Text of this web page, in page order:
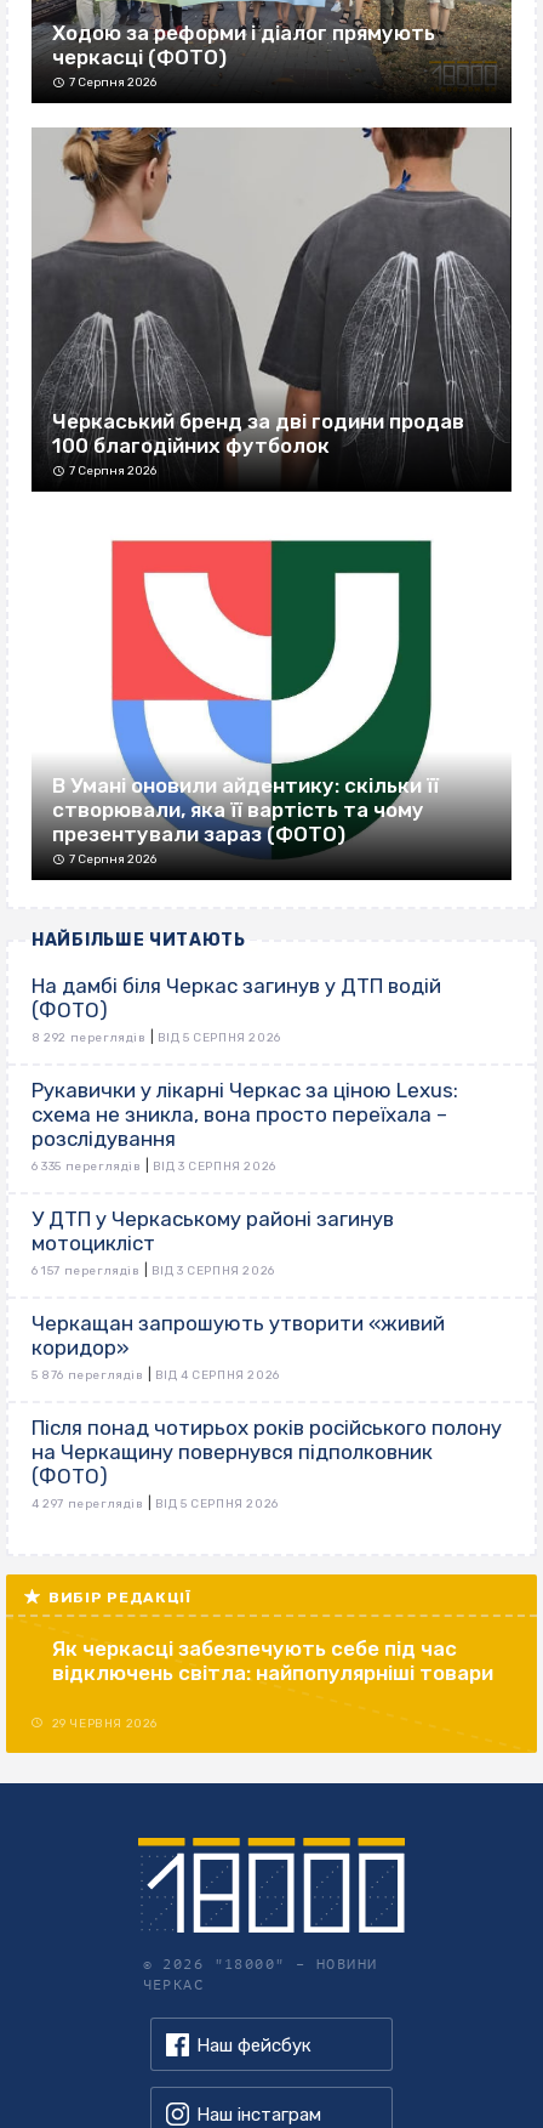
Ходою за реформи і діалог прямують
черкасці (ФОТО)
7 Серпня 2026
Черкаський бренд за дві години продав
100 благодійних футболок
7 Серпня 2026
В Умані оновили айдентику: скільки її
створювали, яка її вартість та чому
презентували зараз (ФОТО)
7 Серпня 2026
НАЙБІЛЬШЕ ЧИТАЮТЬ
На дамбі біля Черкас загинув у ДТП водій
(ФОТО)
8 292 переглядів ВІД 5 СЕРПНЯ 2026
Рукавички у лікарні Черкас за ціною Lexus:
схема не зникла, вона просто переїхала –
розслідування
6 335 переглядів ВІД 3 СЕРПНЯ 2026
У ДТП у Черкаському районі загинув
мотоцикліст
6 157 переглядів ВІД 3 СЕРПНЯ 2026
Черкащан запрошують утворити «живий
коридор»
5 876 переглядів ВІД 4 СЕРПНЯ 2026
Після понад чотирьох років російського полону
на Черкащину повернувся підполковник
(ФОТО)
4 297 переглядів ВІД 5 СЕРПНЯ 2026
ВИБІР РЕДАКЦІЇ
Як черкасці забезпечують себе під час
відключень світла: найпопулярніші товари
29 ЧЕРВНЯ 2026
© 2026 "18000" – НОВИНИ
ЧЕРКАС
Наш фейсбук
Наш інстаграм